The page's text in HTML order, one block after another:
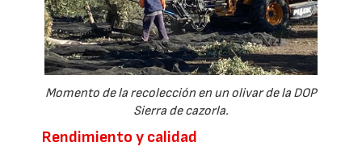
Momento de la recolección en un olivar de la DOP
Sierra de cazorla.
Rendimiento y calidad